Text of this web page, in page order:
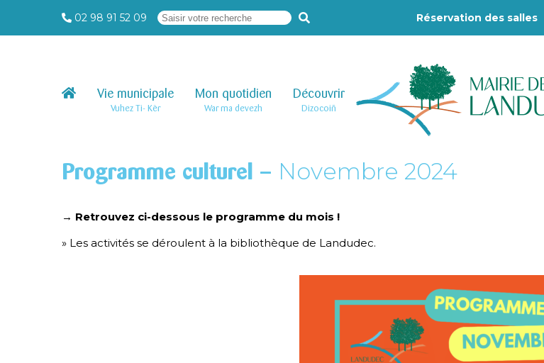
02 98 91 52 09 Réservation des salles
Vie municipale
Vuhez Ti- Kêr
Mon quotidien
War ma devezh
Découvrir
Dizocoiñ
Programme culturel – Novembre 2024
→ Retrouvez ci-dessous le programme du mois !
» Les activités se déroulent à la bibliothèque de Landudec.